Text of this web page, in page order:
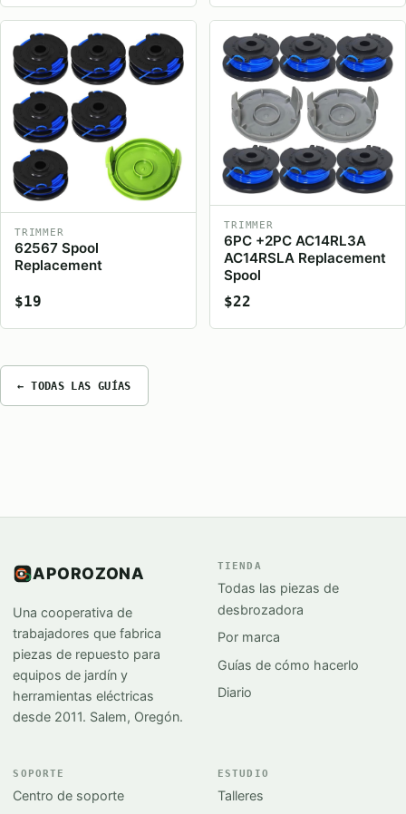
TRIMMER
62567 Spool
Replacement
$19
TRIMMER
6PC +2PC AC14RL3A
AC14RSLA Replacement
Spool
$22
← TODAS LAS GUÍAS
APOROZONA
Una cooperativa de
trabajadores que fabrica
piezas de repuesto para
equipos de jardín y
herramientas eléctricas
desde 2011. Salem, Oregón.
TIENDA
Todas las piezas de
desbrozadora
Por marca
Guías de cómo hacerlo
Diario
SOPORTE
Centro de soporte
ESTUDIO
Talleres